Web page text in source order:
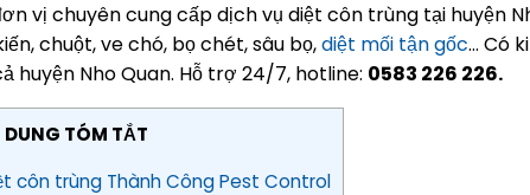
vị chuyên cung cấp dịch vụ diệt côn trùng tại huyện
chuột, ve chó, bọ chét, sâu bọ,diệt mối tận gốc… Có
huyện Nho Quan. Hỗ trợ 24/7, hotline: 0583 226 226.
DUNG TÓM TẮT
côn trùng Thành Công Pest Control